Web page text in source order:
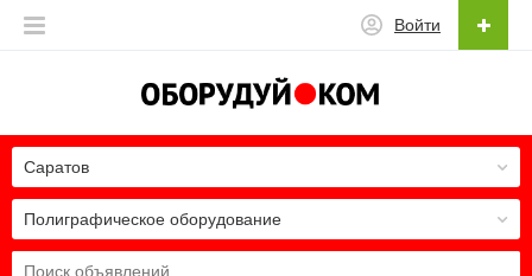
Войти
Полиграфическое оборудование
Саратов